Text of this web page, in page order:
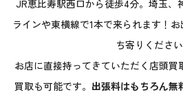
JR恵比寿駅西口から徒歩4分。埼玉、
ラインや東横線で1本で来られます！
ち寄りください
お店に直接持ってきていただく店頭
買取も可能です。 出張料はもちろん無